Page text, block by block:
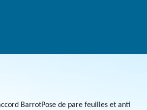
BarrotPose de pare feuilles et anti